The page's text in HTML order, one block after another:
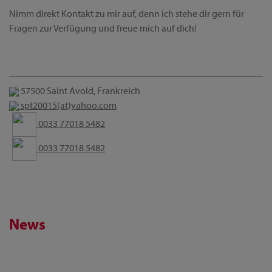
Nimm direkt Kontakt zu mir auf, denn ich stehe dir gern für
Fragen zur Verfügung und freue mich auf dich!
57500 Saint Avold, Frankreich
spt20015(at)yahoo.com
0033 77018 5482
0033 77018 5482
News